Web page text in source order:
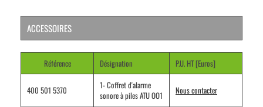
ACCESSOIRES
Référence Désignation P.U. HT [Euros]
400 501 5370
1- Coffret d'alarme
sonore à piles ATU OO1
Nous contacter